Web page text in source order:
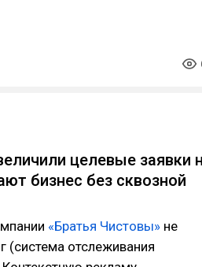
целевые заявки
бизнес без сквозной
«Братья Чистовы» не
(система отслеживания